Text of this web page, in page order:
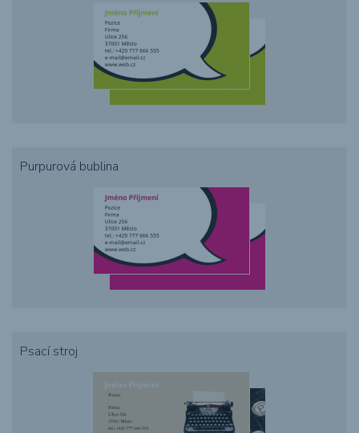
Purpurová bublina
Psací stroj